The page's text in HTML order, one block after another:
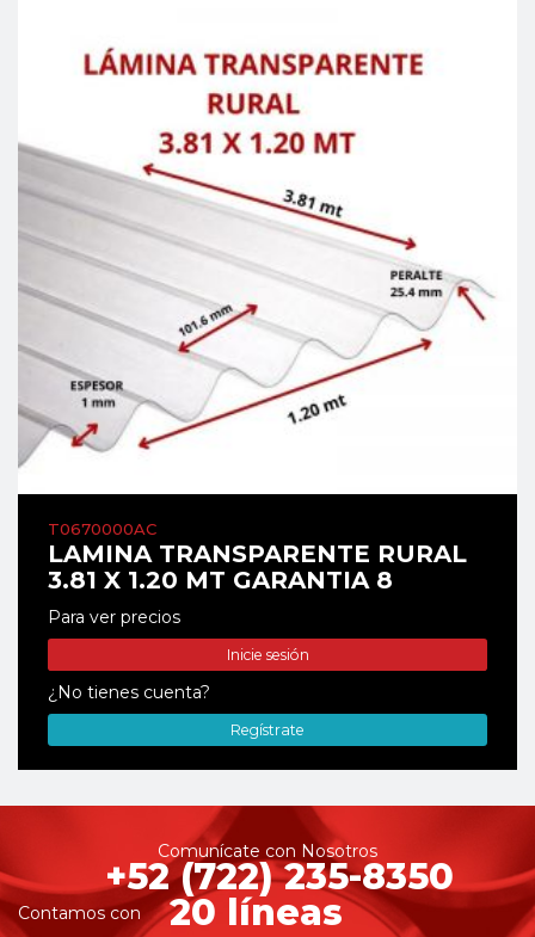
T0670000AC
LAMINA TRANSPARENTE RURAL
3.81 X 1.20 MT GARANTIA 8
Para ver precios
Inicie sesión
¿No tienes cuenta?
Regístrate
Comunícate con Nosotros
+52 (722) 235-8350
Contamos con 20 líneas